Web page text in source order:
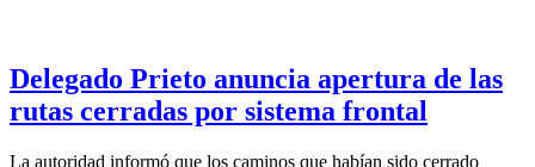
Delegado Prieto anuncia apertura de las
rutas cerradas por sistema frontal
La autoridad informó que los caminos que habían sido cerrado